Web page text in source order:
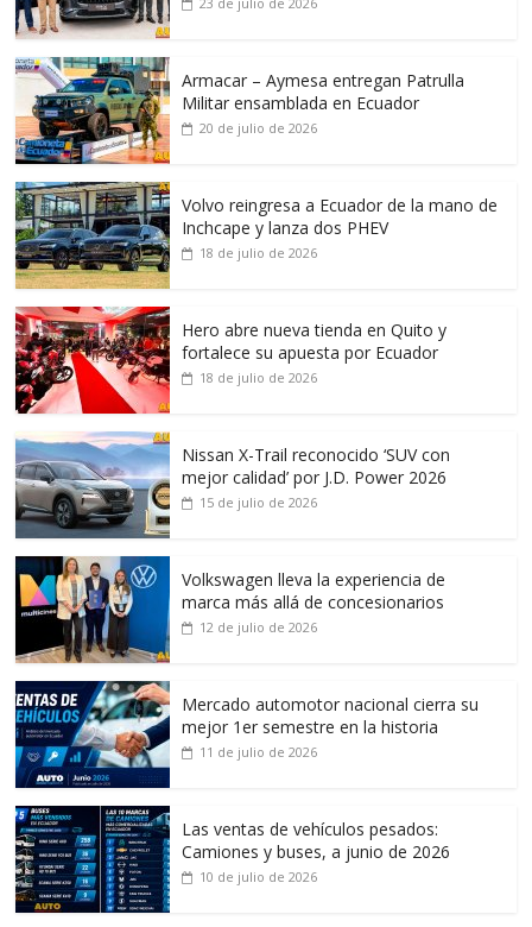
Armacar – Aymesa entregan Patrulla
Militar ensamblada en Ecuador
20 de julio de 2026
Volvo reingresa a Ecuador de la mano de
Inchcape y lanza dos PHEV
18 de julio de 2026
Hero abre nueva tienda en Quito y
fortalece su apuesta por Ecuador
18 de julio de 2026
Nissan X-Trail reconocido ‘SUV con
mejor calidad’ por J.D. Power 2026
15 de julio de 2026
Volkswagen lleva la experiencia de
marca más allá de concesionarios
12 de julio de 2026
Mercado automotor nacional cierra su
mejor 1er semestre en la historia
11 de julio de 2026
Las ventas de vehículos pesados:
Camiones y buses, a junio de 2026
10 de julio de 2026